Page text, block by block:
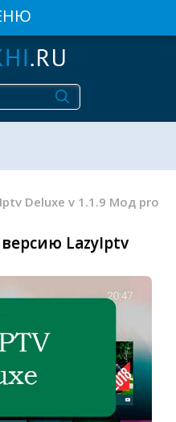
Deluxe v 1.1.9 Мод pro
LazyIptv